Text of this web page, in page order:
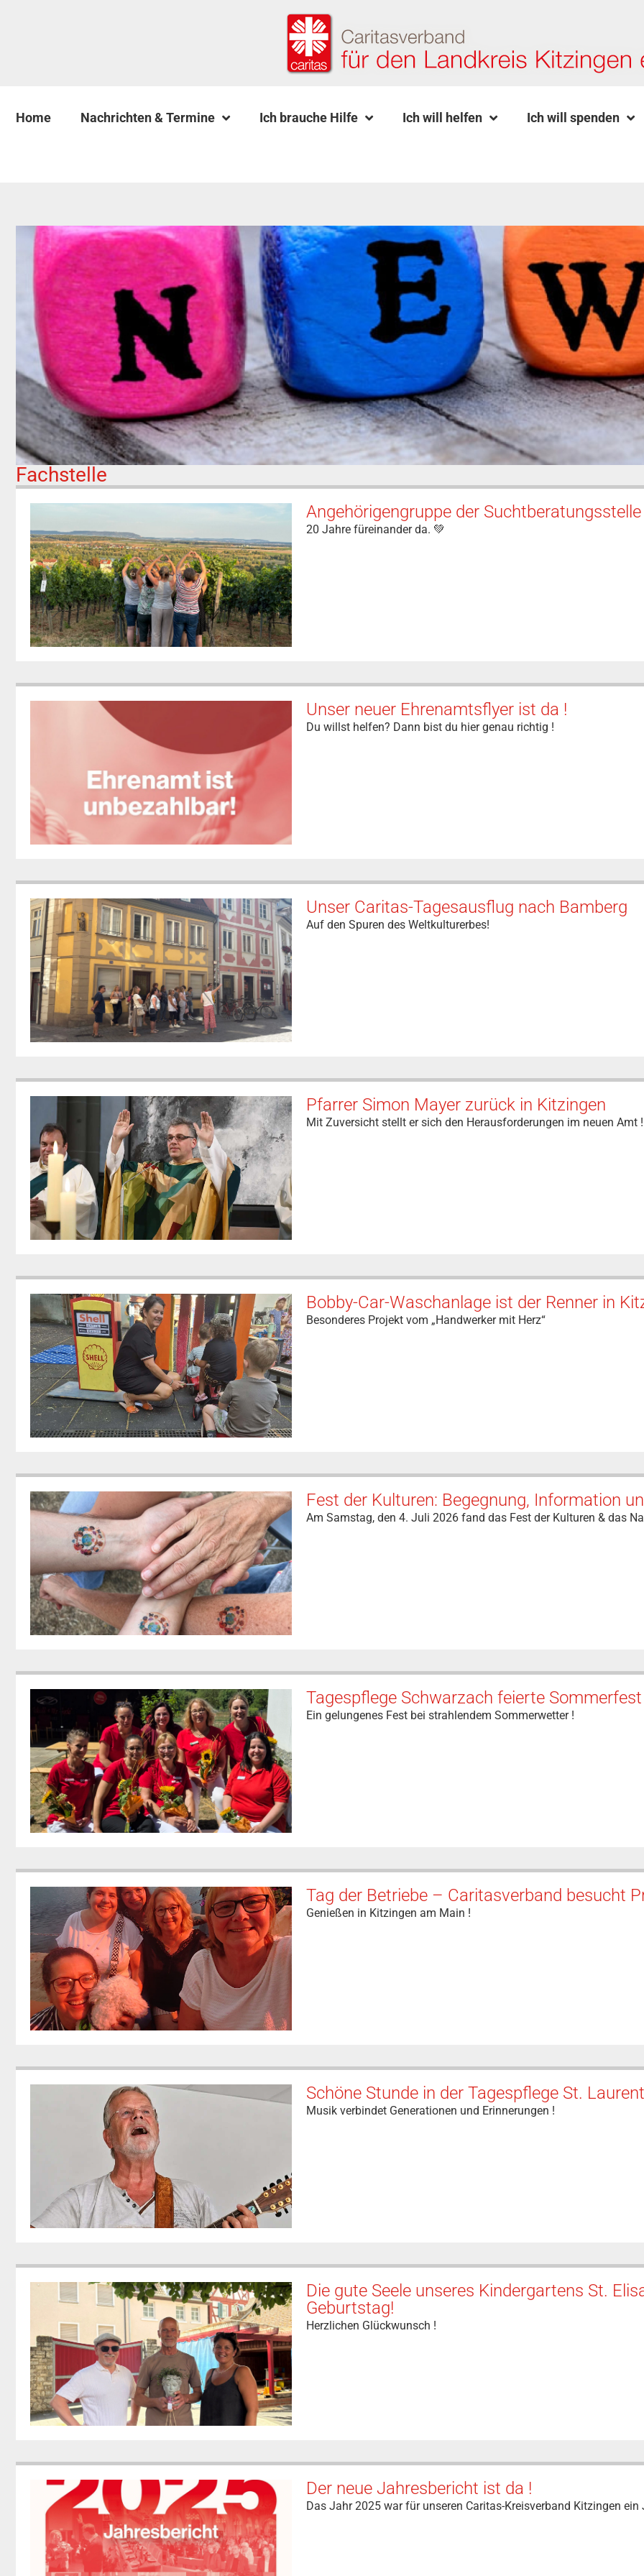
Home Nachrichten & Termine Ich brauche Hilfe Ich will helfen Ich will spenden
Fachstelle
Angehörigengruppe der
20 Jahre füreinander da. 💚
Unser neuer Ehrenamtsflyer ist da !
Du willst helfen? Dann bist du hier genau richtig !
Unser Caritas-Tagesausflug nach Bamberg
Auf den Spuren des Weltkulturerbes!
Pfarrer Simon Mayer zurück in Kitzingen
Mit Zuversicht stellt er sich den Herausforderungen im neuen Amt !
Bobby-Car-Waschanlage ist der Renner in
Besonderes Projekt vom „Handwerker mit Herz“
Fest der Kulturen: Begegnung, Information
Am Samstag, den 4. Juli 2026 fand das Fest der Kulturen & das
Tagespflege Schwarzach feierte
Ein gelungenes Fest bei strahlendem Sommerwetter !
Tag der Betriebe – Caritasverband besucht
Genießen in Kitzingen am Main !
Schöne Stunde in der Tagespflege St.
Musik verbindet Generationen und Erinnerungen !
Die gute Seele unseres Kindergartens St.
Geburtstag!
Herzlichen Glückwunsch !
Der neue Jahresbericht ist da !
Das Jahr 2025 war für unseren Caritas-Kreisverband Kitzingen